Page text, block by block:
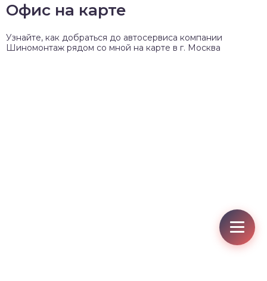
Офис на карте
Узнайте, как добраться до автосервиса компании
Шиномонтаж рядом со мной на карте в г. Москва